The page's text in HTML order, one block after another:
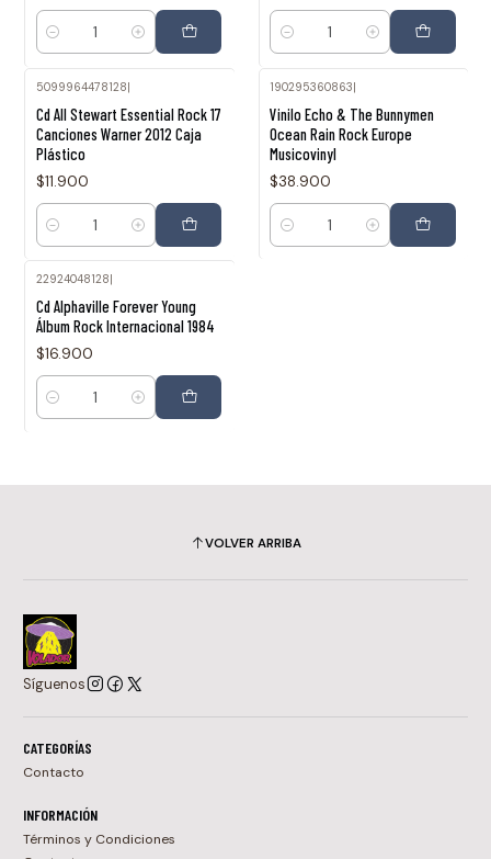
Cantidad Cantidad
5099964478128|
Cd All Stewart Essential Rock 17
Canciones Warner 2012 Caja
Plástico
$11.900
Cantidad
190295360863|
Vinilo Echo & The Bunnymen
Ocean Rain Rock Europe
Musicovinyl
$38.900
Cantidad
22924048128
Cd Alphaville Forever Young
Álbum Rock Internacional 1984
$16.900
Cantidad
VOLVER ARRIBA
Síguenos
CATEGORÍAS
Contacto
INFORMACIÓN
Términos y Condiciones